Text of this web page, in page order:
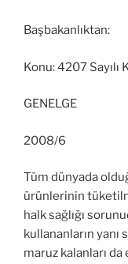
Başbakanlıktan:
Konu: 4207
GENELGE
2008/6
Tüm dünyada
ürünlerinin
halk sağlığı
kullananların yanı
maruz kalanları